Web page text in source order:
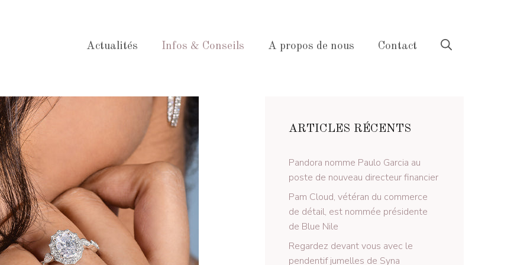
Actualités Infos & Conseils A propos de nous Contact
ARTICLES RÉCENTS
Pandora nomme Paulo Garcia au
poste de nouveau directeur financier
Pam Cloud, vétéran du commerce
de détail, est nommée présidente
de Blue Nile
Regardez devant vous avec le
pendentif jumelles de Syna